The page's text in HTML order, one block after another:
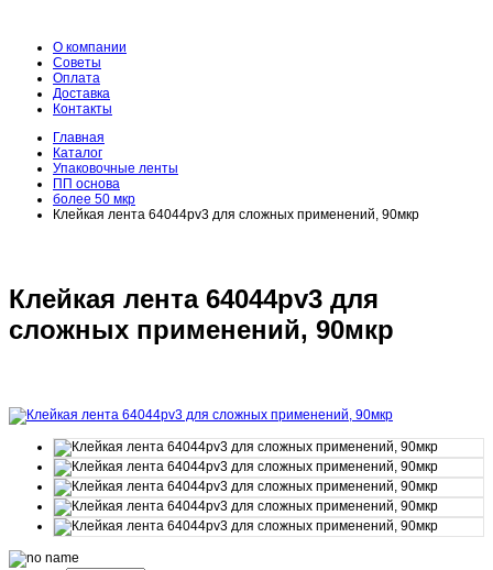
О компании
Советы
Оплата
Доставка
Контакты
Главная
Каталог
Упаковочные ленты
ПП основа
более 50 мкр
Клейкая лента 64044pv3 для сложных применений, 90мкр
Клейкая лента 64044pv3 для
сложных применений, 90мкр